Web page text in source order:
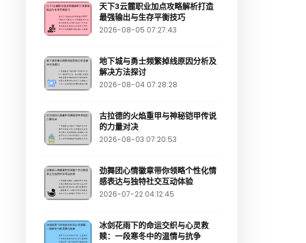
天下3云麓职业加点攻略解析打造
最强输出与生存平衡技巧
2026-08-05 07:27:43
地下城与勇士频繁掉线原因分析及
解决方法探讨
2026-08-04 07:28:28
古拉德的火焰重甲与神秘铠甲传说
的力量对决
2026-08-03 07:20:53
劲舞团心情徽章带你领略个性化情
感表达与独特社交互动体验
2026-07-22 04:12:45
冰剑花雨下的命运交织与心灵救
赎：一段寒冬中的温情与抗争